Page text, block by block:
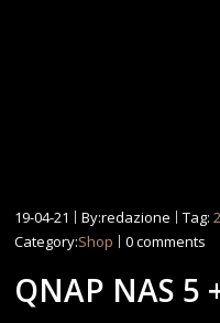
19-04-21 By:redazione Tag:
Category:Shop 0 comments
QNAP NAS 5